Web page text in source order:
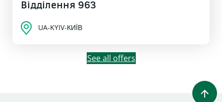
Відділення 963
UA-KYIV-КИЇВ
See all offers